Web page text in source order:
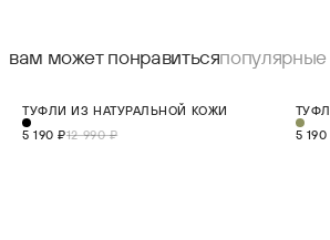
вам может понравитьсяпопулярные
МАЛО
ТУФЛИ ИЗ НАТУРАЛЬНОЙ КОЖИ
5 190 ₽12 990 ₽
МАЛО
5